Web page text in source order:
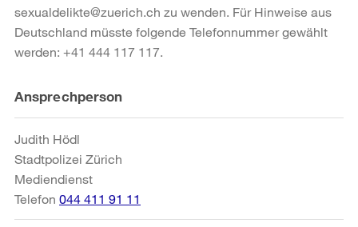
sexualdelikte@zuerich.ch zu wenden. Für Hinweise aus
Deutschland müsste folgende Telefonnummer gewählt
werden: +41 444 117 117.
Weitere
Informationen
Ansprechperson
Judith Hödl
Stadtpolizei Zürich
Mediendienst
Telefon 044 411 91 11